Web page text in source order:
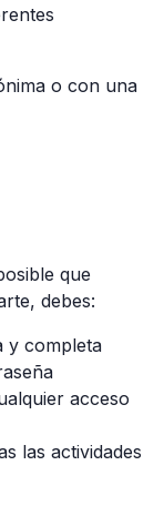
o con una
que
debes:
y completa
acceso
las actividades